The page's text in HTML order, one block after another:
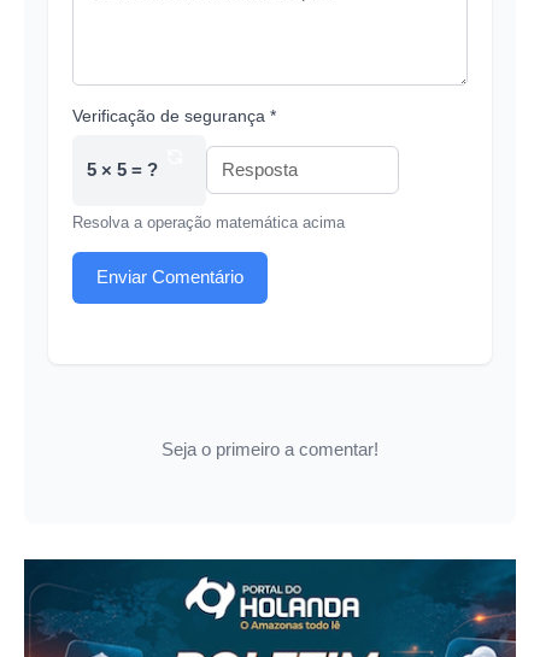
Verificação de segurança *
5 × 5 = ?
Resolva a operação matemática acima
Enviar Comentário
Seja o primeiro a comentar!